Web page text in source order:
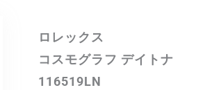
ロレックス
コスモグラフ デイトナ
116519LN